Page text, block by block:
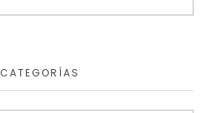
CATEGORÍAS